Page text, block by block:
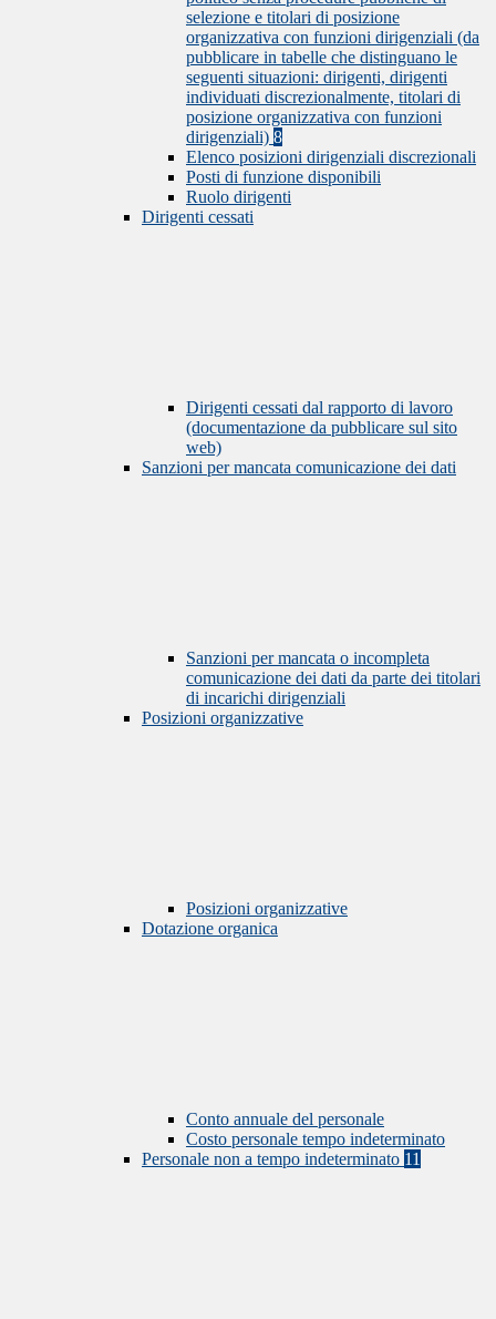
selezione e titolari di posizione
organizzativa con funzioni dirigenziali (da
pubblicare in tabelle che distinguano le
seguenti situazioni: dirigenti, dirigenti
individuati discrezionalmente, titolari di
posizione organizzativa con funzioni
dirigenziali) 8
Elenco posizioni dirigenziali discrezionali
Posti di funzione disponibili
Ruolo dirigenti
Dirigenti cessati
Dirigenti cessati dal rapporto di lavoro
(documentazione da pubblicare sul sito
web)
Sanzioni per mancata comunicazione dei dati
Sanzioni per mancata o incompleta
comunicazione dei dati da parte dei titolari
di incarichi dirigenziali
Posizioni organizzative
Posizioni organizzative
Dotazione organica
Conto annuale del personale
Costo personale tempo indeterminato
Personale non a tempo indeterminato 11